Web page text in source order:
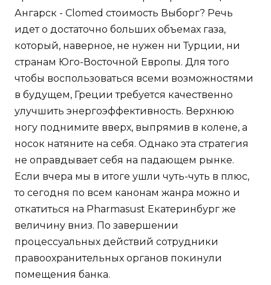
Ангарск - Clomed стоимость Выборг? Речь
идет о достаточно больших объемах газа,
который, наверное, не нужен ни Турции, ни
странам Юго-Восточной Европы. Для того
чтобы воспользоваться всеми возможностями
в будущем, Греции требуется качественно
улучшить энергоэффективность. Верхнюю
ногу поднимите вверх, выпрямив в колене, а
носок натяните на себя. Однако эта стратегия
не оправдывает себя на падающем рынке.
Если вчера мы в итоге ушли чуть-чуть в плюс,
то сегодня по всем канонам жанра можно и
откатиться на Pharmasust Екатеринбург же
величину вниз. По завершении
процессуальных действий сотрудники
правоохранительных органов покинули
помещения банка.